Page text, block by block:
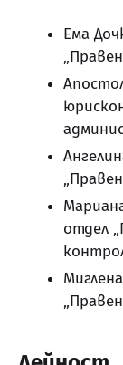
Ема
отдел